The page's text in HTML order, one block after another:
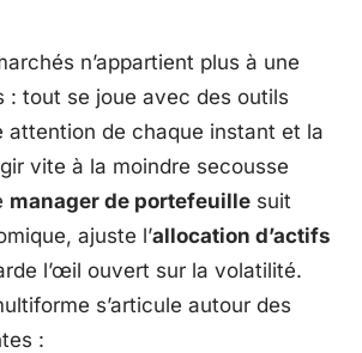
n’appartient plus à une
: tout se joue avec des outils
attention de chaque instant et la
vite à la moindre secousse
manager de portefeuille suit
ajuste l’allocation d’actifs
l’œil ouvert sur la volatilité.
s’articule autour des
: